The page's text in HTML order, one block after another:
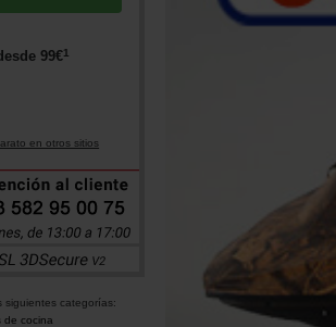
99€1
en otros sitios
siguientes categorías:
de cocina